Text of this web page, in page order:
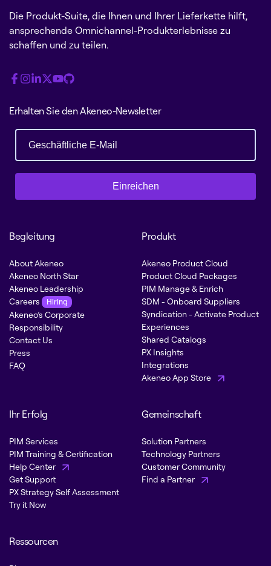
Die Produkt-Suite, die Ihnen und Ihrer Lieferkette hilft,
ansprechende Omnichannel-Produkterlebnisse zu
schaffen und zu teilen.
Erhalten Sie den Akeneo-Newsletter
Einreichen
Begleitung
About Akeneo
Akeneo North Star
Akeneo Leadership
Careers
Hiring
Akeneo’s Corporate
Responsibility
Contact Us
Press
FAQ
Produkt
Akeneo Product Cloud
Product Cloud Packages
PIM Manage & Enrich
SDM - Onboard Suppliers
Syndication - Activate Product
Experiences
Shared Catalogs
PX Insights
Integrations
Akeneo App Store
Ihr Erfolg
PIM Services
PIM Training & Certification
Help Center
Get Support
PX Strategy Self Assessment
Try it Now
Gemeinschaft
Solution Partners
Technology Partners
Customer Community
Find a Partner
Ressourcen